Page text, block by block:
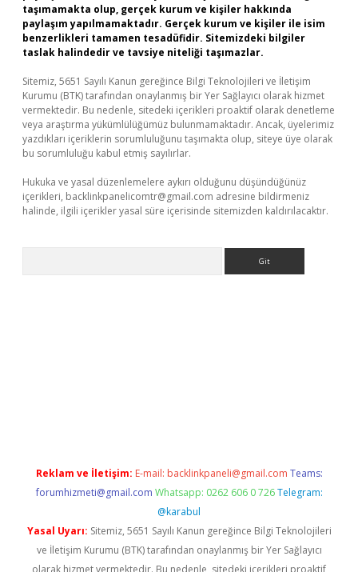
taşımamakta olup, gerçek kurum ve kişiler hakkında
paylaşım yapılmamaktadır. Gerçek kurum ve kişiler ile isim
benzerlikleri tamamen tesadüfidir. Sitemizdeki bilgiler
taslak halindedir ve tavsiye niteliği taşımazlar.
Sitemiz, 5651 Sayılı Kanun gereğince Bilgi Teknolojileri ve İletişim
Kurumu (BTK) tarafından onaylanmış bir Yer Sağlayıcı olarak hizmet
vermektedir. Bu nedenle, sitedeki içerikleri proaktif olarak denetleme
veya araştırma yükümlülüğümüz bulunmamaktadır. Ancak, üyelerimiz
yazdıkları içeriklerin sorumluluğunu taşımakta olup, siteye üye olarak
bu sorumluluğu kabul etmiş sayılırlar.
Hukuka ve yasal düzenlemelere aykırı olduğunu düşündüğünüz
içerikleri, backlinkpanelicomtr@gmail.com adresine bildirmeniz
halinde, ilgili içerikler yasal süre içerisinde sitemizden kaldırılacaktır.
Reklam ve İletişim: E-mail: backlinkpaneli@gmail.com Teams:
forumhizmeti@gmail.com Whatsapp: 0262 606 0 726 Telegram:
@karabul
Yasal Uyarı: Sitemiz, 5651 Sayılı Kanun gereğince Bilgi Teknolojileri
ve İletişim Kurumu (BTK) tarafından onaylanmış bir Yer Sağlayıcı
olarak hizmet vermektedir. Bu nedenle, sitedeki içerikleri proaktif